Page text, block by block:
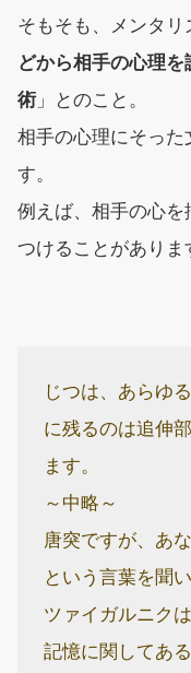
そもそも、メンタリ
どから相手の心理
術」とのこと。
相手の心理にそった
す。
例えば、相手の心
つけることがありま
じつは、あらゆ
に残るのは追伸
ます。
～中略～
唐突ですが、あ
という言葉を聞
ツァイガルニク
記憶に関してあ